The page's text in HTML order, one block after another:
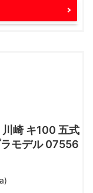
崎 キ100 五式
ラモデル 07556